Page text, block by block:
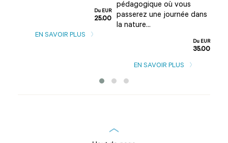
Du EUR
25.00
EN SAVOIR PLUS
pédagogique où vous
passerez une journée dans
la nature...
Du EUR
35.00
EN SAVOIR PLUS